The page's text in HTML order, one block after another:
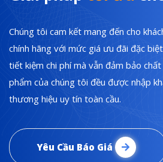
Chúng tôi cam kết mang đến cho
chính hãng với mức giá ưu đãi đặc
tiết kiệm chi phí mà vẫn đảm bảo
phẩm của chúng tôi đều được nhập
thương hiệu uy tín toàn cầu.
Yêu Cầu Báo Giá